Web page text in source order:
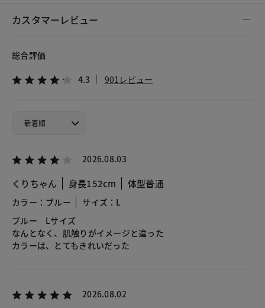
カスタマーレビュー
総合評価
4.3 901レビュー
2026.08.03
くりちゃん 身長152cm 体型普通
カラー：ブルー
サイズ：L
ブルー Lサイズ
なんとなく、肌触りがイメージと違った
カラーは、とてもきれいだった
2026.08.02